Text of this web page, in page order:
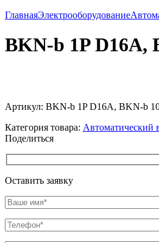
ГлавнаяЭлектрооборудование
BKN-b 1P D16A,
Артикул: BKN-b 1P D16A, BKN-b
Категория товара: Автоматический
Поделиться
Оставить заявку